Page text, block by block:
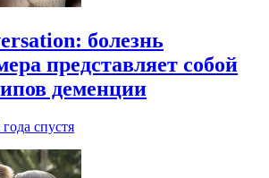
болезнь
представляет собой
деменции
года спустя